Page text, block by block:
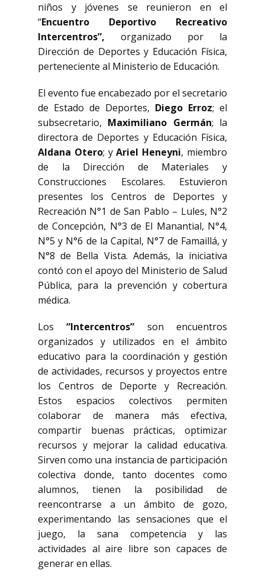
niños y jóvenes se reunieron en el
“Encuentro Deportivo Recreativo
Intercentros”, organizado por la
Dirección de Deportes y Educación Física,
perteneciente al Ministerio de Educación.
El evento fue encabezado por el secretario
de Estado de Deportes, Diego Erroz; el
subsecretario, Maximiliano Germán; la
directora de Deportes y Educación Física,
Aldana Otero; yAriel Heneyni, miembro
de la Dirección de Materiales y
Construcciones Escolares. Estuvieron
presentes los Centros de Deportes y
Recreación N°1 de San Pablo – Lules, N°2
de Concepción, N°3 de El Manantial, N°4,
N°5 y N°6 de la Capital, N°7 de Famaillá, y
N°8 de Bella Vista. Además, la iniciativa
contó con el apoyo del Ministerio de Salud
Pública, para la prevención y cobertura
médica.
Los“Intercentros” son encuentros
organizados y utilizados en el ámbito
educativo para la coordinación y gestión
de actividades, recursos y proyectos entre
los Centros de Deporte y Recreación.
Estos espacios colectivos permiten
colaborar de manera más efectiva,
compartir buenas prácticas, optimizar
recursos y mejorar la calidad educativa.
Sirven como una instancia de participación
colectiva donde, tanto docentes como
alumnos, tienen la posibilidad de
reencontrarse a un ámbito de gozo,
experimentando las sensaciones que el
juego, la sana competencia y las
actividades al aire libre son capaces de
generar en ellas.